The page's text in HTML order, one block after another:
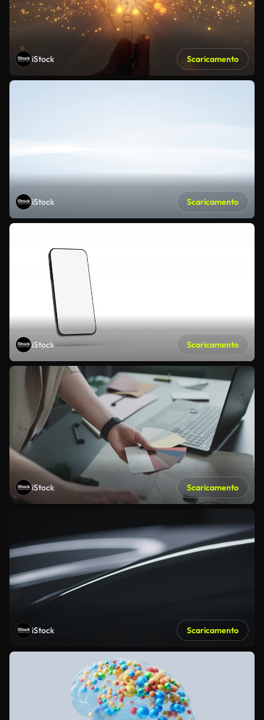
iStock Scaricamento
iStock Scaricamento
iStock Scaricamento
iStock Scaricamento
iStock Scaricamento